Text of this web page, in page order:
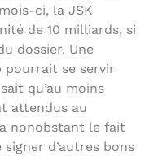
ci, la JSK
de 10 milliards, si
dossier. Une
se servir
qu’au moins
attendus au
nonobstant le fait
d’autres bons